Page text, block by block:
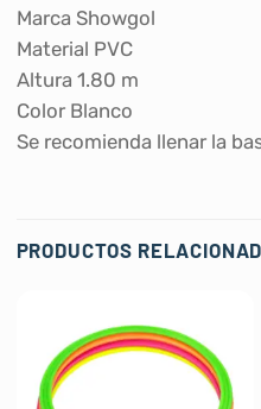
Marca Showgol
Material PVC
Altura 1.80 m
Color Blanco
Se recomienda llenar la
PRODUCTOS